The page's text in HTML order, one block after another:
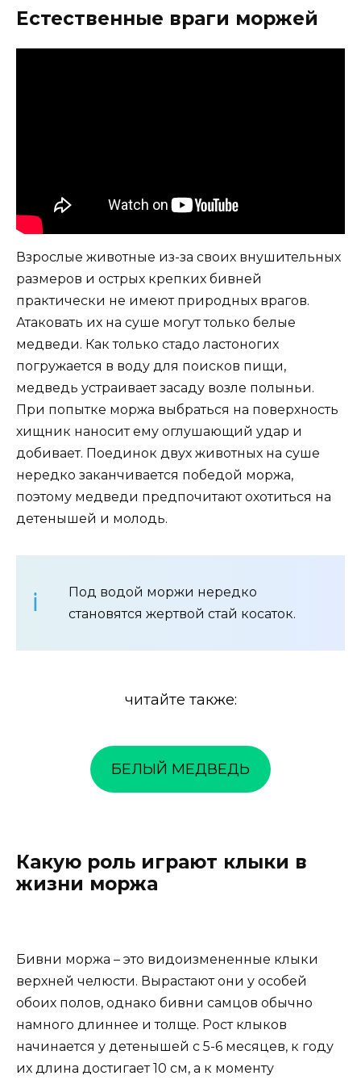
Естественные враги моржей
Взрослые животные из-за своих внушительных
размеров и острых крепких бивней
практически не имеют природных врагов.
Атаковать их на суше могут только белые
медведи. Как только стадо ластоногих
погружается в воду для поисков пищи,
медведь устраивает засаду возле полыньи.
При попытке моржа выбраться на поверхность
хищник наносит ему оглушающий удар и
добивает. Поединок двух животных на суше
нередко заканчивается победой моржа,
поэтому медведи предпочитают охотиться на
детенышей и молодь.
Под водой моржи нередко
становятся жертвой стай косаток.
читайте также:
БЕЛЫЙ МЕДВЕДЬ
Какую роль играют клыки в
жизни моржа
Бивни моржа – это видоизмененные клыки
верхней челюсти. Вырастают они у особей
обоих полов, однако бивни самцов обычно
намного длиннее и толще. Рост клыков
начинается у детенышей с 5-6 месяцев, к году
их длина достигает 10 см, а к моменту